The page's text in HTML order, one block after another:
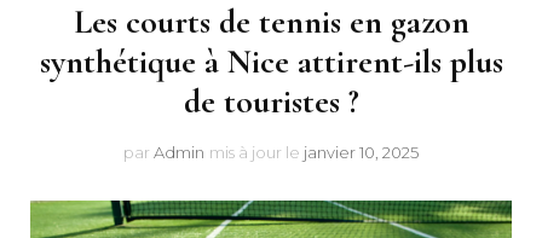
Les courts de tennis en gazon
synthétique à Nice attirent-ils plus
de touristes ?
par Admin mis à jour le janvier 10, 2025